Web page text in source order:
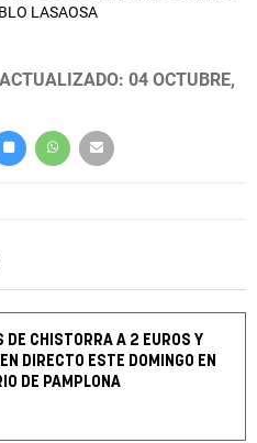
LASAOSA
ACTUALIZADO: 04 OCTUBRE,
DE CHISTORRA A 2 EUROS Y
DIRECTO ESTE DOMINGO EN
DE PAMPLONA